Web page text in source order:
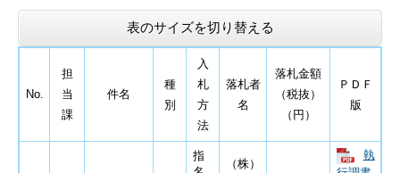
表のサイズを切り替える
No.
担
当
課
件名
種
別
入
札
方
法
落札者
名
落札金額
（税抜）
（円）
ＰＤＦ
版
指
（株）
執